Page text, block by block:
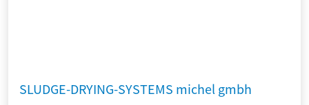
SLUDGE-DRYING-SYSTEMS michel gmbh